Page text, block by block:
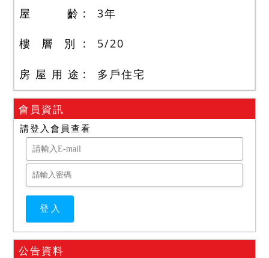
屋 齡 3年
樓 層 別 5/20
房 屋 用 途 多戶住宅
會員資訊
請登入會員查看
公告資料